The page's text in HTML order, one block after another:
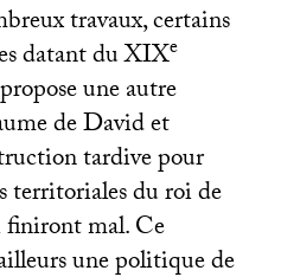
travaux, certains
datant duXIXe
une autre
de David et
tardive pour
territoriales du roi de
mal. Ce
une politique de